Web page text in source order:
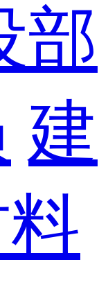
部
建